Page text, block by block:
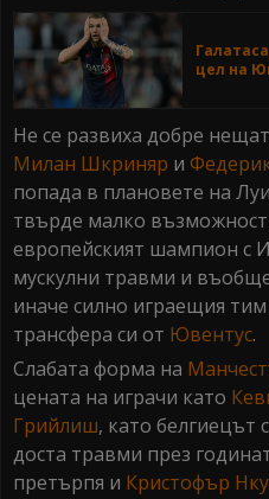
цел на
Не се развиха добре
Милан Шкриняр и
попада в плановете на
твърде малко
европейският шампион с
мускулни травми и
иначе силно играещия
трансфера си от Ювентус.
Слабата форма на
цената на играчи като
Грийлиш, като белгиецът
доста травми през
претърпя и Кристофър